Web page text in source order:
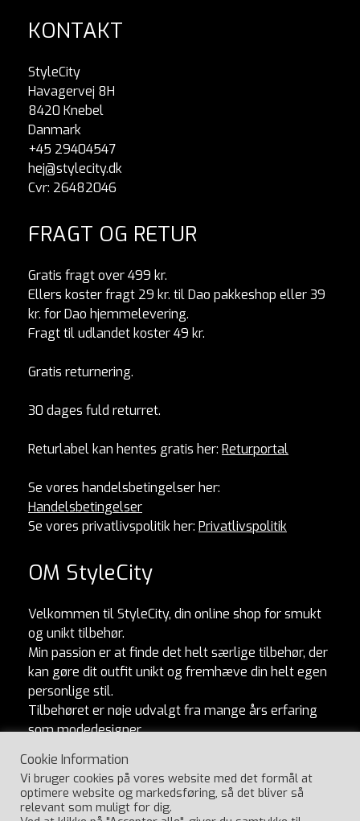
KONTAKT
StyleCity
Havagervej 8H
8420 Knebel
Danmark
+45 29404547
hej@stylecity.dk
Cvr: 26482046
FRAGT OG RETUR
Gratis fragt over 499 kr.
Ellers koster fragt 29 kr. til Dao pakkeshop eller 39
kr. for Dao hjemmelevering.
Fragt til udlandet koster 49 kr.
Gratis returnering.
30 dages fuld returret.
Returlabel kan hentes gratis her: Returportal
Se vores handelsbetingelser her:
Handelsbetingelser
Se vores privatlivspolitik her: Privatlivspolitik
OM StyleCity
Velkommen til StyleCity, din online shop for smukt
og unikt tilbehør.
Min passion er at finde det helt særlige tilbehør, der
kan gøre dit outfit unikt og fremhæve din helt egen
personlige stil.
Tilbehøret er nøje udvalgt fra mange års erfaring
som modedesigner.
sig fra mængden. Og som naturligvis er lavet af
ordentlige materialer og produceret med omtanke.
Jeg håber, du vil elske at udforske min kollektion
Cookie Information
Vi bruger cookies på vores website med det formål at
optimere website og markedsføring, så det bliver så
relevant som muligt for dig.